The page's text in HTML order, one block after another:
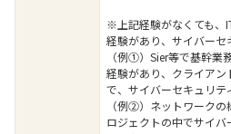
※上記経験がなくても、
経験があり、サイバー
（例①）Sier等で基幹業
経験があり、クライア
で、サイバーセキュリテ
（例②）ネットワーク
ロジェクトの中でサイ